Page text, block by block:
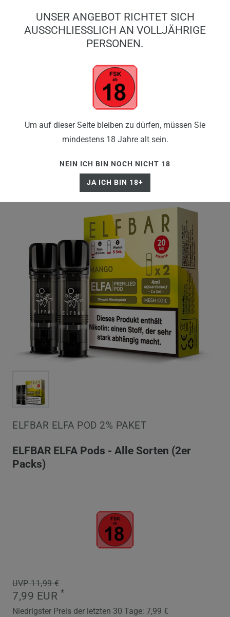
0
0,00 EUR
ELFBAR ELFA POD 2% PAKET
ELFBAR ELFA Pods - Alle Sorten (2er
Packs)
UVP 11,99 €
7,99 EUR *
Niedrigster Preis der letzten 30 Tage: 7,99 €
UNSER ANGEBOT RICHTET SICH
AUSSCHLIESSLICH AN VOLLJÄHRIGE P
ERSONEN.
Um auf dieser Seite bleiben zu dürfen, müssen Sie
mindestens 18 Jahre alt sein.
NEIN ICH BIN NOCH NICHT 18
JA ICH BIN 18+